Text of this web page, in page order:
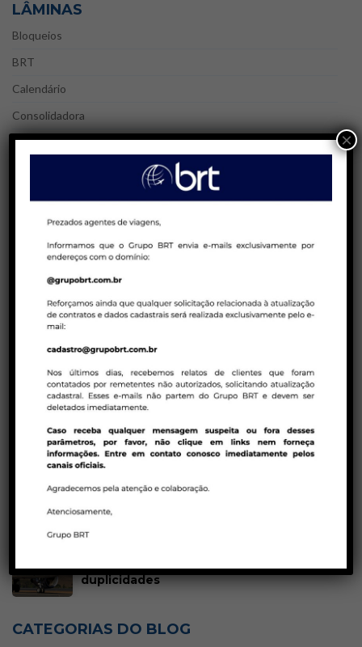
LÂMINAS
Bloqueios
BRT
Calendário
Consolidadora
Cruzeiros
Nacional
Peru Week
Réveillon
Terrestre
Treinamento
POSTS MAIS LIDOS
25/08/2023 | AGENTES DE VIAGENS
mentais e técnicas de persuasão na
venda de pacotes de viagens!
Tarifas promocionais em executiva – Air
Canada
duplicidades
CATEGORIAS DO BLOG
×